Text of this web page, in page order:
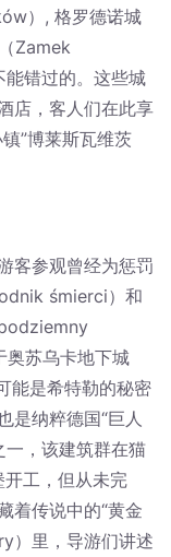
）, 格罗德诺城
Zamek
错过的。这些城
店，客人们在此享
”博莱斯瓦维茨
客参观曾经为惩罚
śmierci）和
苏乌卡地下城
能是希特勒的秘密
是纳粹德国“巨人
，该建筑群在猫
工，但从未完
着传说中的“黄金
）里，导游们讲述